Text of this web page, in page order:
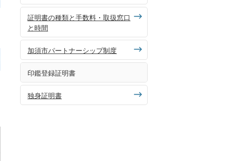
証明書の種類と手数料・取扱窓口
と時間
加須市パートナーシップ制度
印鑑登録証明書
独身証明書